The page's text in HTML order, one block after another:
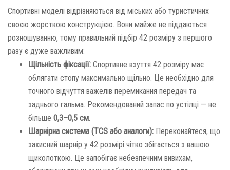
Спортивні моделі відрізняються від міських або туристичних
своєю жорсткою конструкцією. Вони майже не піддаються
розношуванню, тому правильний підбір 42 розміру з першого
разу є дуже важливим:
Щільність фіксації: Спортивне взуття 42 розміру має
облягати стопу максимально щільно. Це необхідно для
точного відчуття важелів перемикання передач та
заднього гальма. Рекомендований запас по устілці — не
більше 0,3–0,5 см.
Шарнірна система (TCS або аналоги): Переконайтеся, що
захисний шарнір у 42 розмірі чітко збігається з вашою
щиколоткою. Це запобігає небезпечним вивихам,